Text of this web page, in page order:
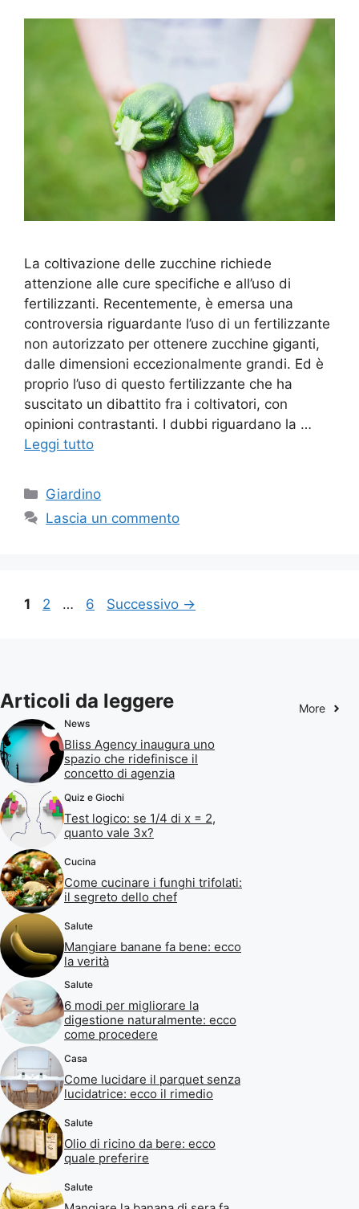
La coltivazione delle zucchine richiede
attenzione alle cure specifiche e all’uso di
fertilizzanti. Recentemente, è emersa una
controversia riguardante l’uso di un fertilizzante
non autorizzato per ottenere zucchine giganti,
dalle dimensioni eccezionalmente grandi. Ed è
proprio l’uso di questo fertilizzante che ha
suscitato un dibattito fra i coltivatori, con
opinioni contrastanti. I dubbi riguardano la …
Leggi tutto
Categorie
Giardino
Lascia un commento
Pagina
1 Pagina
2 … Pagina
6 Successivo →
Articoli da leggere More
News
Bliss Agency inaugura uno
spazio che ridefinisce il
concetto di agenzia
Quiz e Giochi
Test logico: se 1/4 di x = 2,
quanto vale 3x?
Cucina
Come cucinare i funghi trifolati:
il segreto dello chef
Salute
Mangiare banane fa bene: ecco
la verità
Salute
6 modi per migliorare la
digestione naturalmente: ecco
come procedere
Casa
Come lucidare il parquet senza
lucidatrice: ecco il rimedio
Salute
Olio di ricino da bere: ecco
quale preferire
Salute